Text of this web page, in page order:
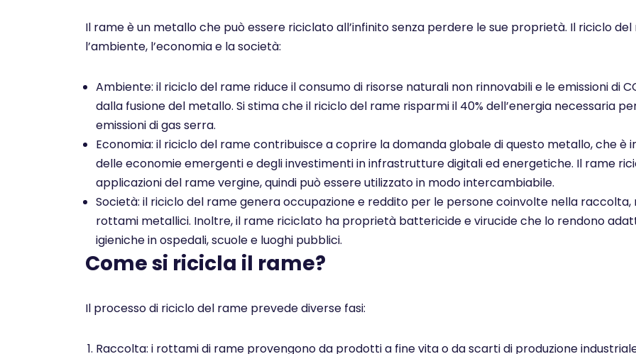
Il rame è un metallo che può essere riciclato all’infinito senza perdere le sue proprietà. Il riciclo
l’ambiente, l’economia e la società:
Ambiente: il riciclo del rame riduce il consumo di risorse naturali non rinnovabili e le emissioni di
dalla fusione del metallo. Si stima che il riciclo del rame risparmi il 40% dell’energia necessaria
emissioni di gas serra.
Economia: il riciclo del rame contribuisce a coprire la domanda globale di questo metallo, che
delle economie emergenti e degli investimenti in infrastrutture digitali ed energetiche. Il rame
applicazioni del rame vergine, quindi può essere utilizzato in modo intercambiabile.
Società: il riciclo del rame genera occupazione e reddito per le persone coinvolte nella
rottami metallici. Inoltre, il rame riciclato ha proprietà battericide e virucide che lo rendono
igieniche in ospedali, scuole e luoghi pubblici.
Come si ricicla il rame?
Il processo di riciclo del rame prevede diverse fasi:
Raccolta: i rottami di rame provengono da prodotti a fine vita o da scarti di produzione